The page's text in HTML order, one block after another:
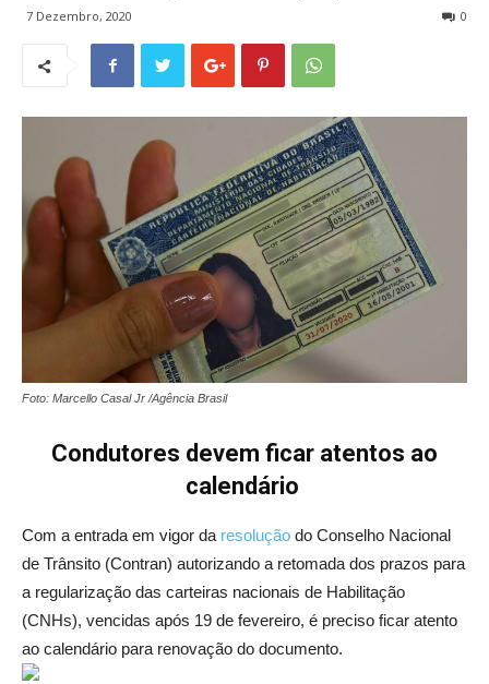
7 Dezembro, 2020 0
Foto: Marcello Casal Jr /Agência Brasil
Condutores devem ficar atentos ao
calendário
Com a entrada em vigor da resolução do Conselho Nacional
de Trânsito (Contran) autorizando a retomada dos prazos para
a regularização das carteiras nacionais de Habilitação
(CNHs), vencidas após 19 de fevereiro, é preciso ficar atento
ao calendário para renovação do documento.